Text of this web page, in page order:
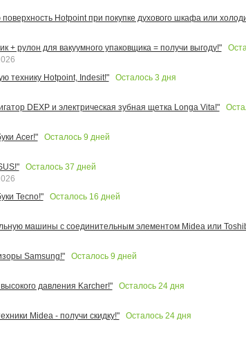
Hotpoint при покупке духового шкафа или
+ рулон для вакуумного упаковщика = получи выгоду!"
технику Hotpoint, Indesit!"
Осталось 3 дня
DEXP и электрическая зубная щетка Longa Vita!"
Acer!" Осталось 9 дней
Осталось 37 дней
Tecno!"
Осталось 16 дней
машины с соединительным элементом Midea или
Samsung!" Осталось 9 дней
давления Karcher!" Осталось 24дня
Midea - получи скидку!" Осталось 24дня